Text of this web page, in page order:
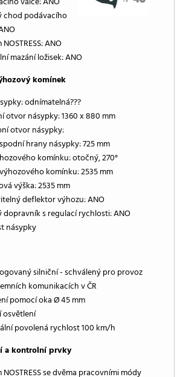
chod podávacího
ANO
mazání ložisek: ANO
komínek
odnímatelná???
otvor násypky: 1360 x 880 mm
otvor násypky:
hrany násypky: 725 mm
komínku: otočný, 270°
komínku: 2535 mm
výška: 2535 mm
deflektor výhozu: ANO
dopravník s regulací rychlosti: ANO
násypky
silniční - schválený pro provoz
komunikacích v ČR
pomocí oka Ø 45 mm
osvětlení
povolená rychlost 100 km/h
a kontrolní prvky
NOSTRESS se dvěma pracovními módy